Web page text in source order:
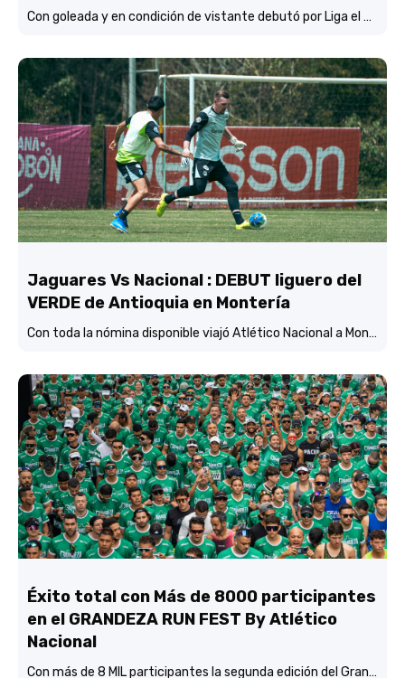
Con goleada y en condición de vistante debutó por Liga el verde de Lucas González frente a Jaguares de Córdoba.
Jaguares Vs Nacional : DEBUT liguero del
VERDE de Antioquia en Montería
Con toda la nómina disponible viajó Atlético Nacional a Montería y está concentrado y listo para enfrentar mañana (3:45 p.m.) a Jaguares de Córdoba en el estadio Jaraguay.
Éxito total con Más de 8000 participantes
en el GRANDEZA RUN FEST By Atlético
Nacional
Con más de 8 MIL participantes la segunda edición del Grandeza Run Fest fue más que un éxito total.